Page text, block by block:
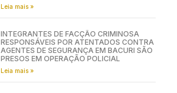
Leia mais »
INTEGRANTES DE FACÇÃO CRIMINOSA
RESPONSÁVEIS POR ATENTADOS CONTRA
AGENTES DE SEGURANÇA EM BACURI SÃO
PRESOS EM OPERAÇÃO POLICIAL
Leia mais »